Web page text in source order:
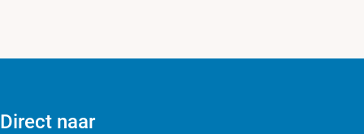
Direct naar